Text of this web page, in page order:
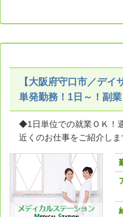
【大阪府守口市／デ
単発勤務！1日～！副
◆1日単位での就業ＯＫ！
近くのお仕事をご紹介しま